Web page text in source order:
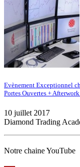
Evènement Exceptionnel
Portes Ouvertes +
10 juillet 2017
Diamond Trading
Notre chaine YouTube